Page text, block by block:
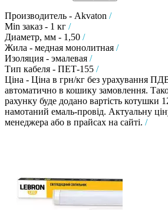
Производитель - Akvaton /
Min заказ - 1 кг /
Диаметр, мм - 1,50 /
Жила - медная монолитная /
Изоляция - эмалевая /
Тип кабеля - ПЕТ-155 /
Ціна - Ціна в грн/кг без урахування
автоматично в кошику замовлення.
рахунку буде додано вартість котушки
намотаний емаль-провід. Актуальну
менеджера або в прайсах на сайті. /